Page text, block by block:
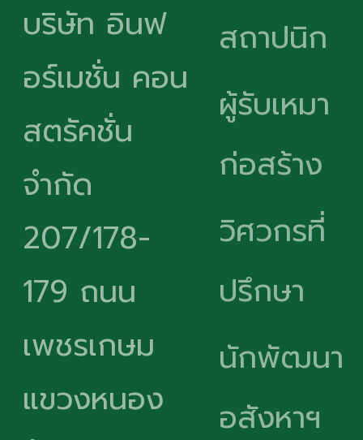
บริษัท อินฟ
อร์เมชั่น คอน
สตรัคชั่น
จำกัด
207/178-
179 ถนน
เพชรเกษม
แขวงหนอง
สถาปนิก
ผู้รับเหมา
ก่อสร้าง
วิศวกรที่
ปรึกษา
นักพัฒนา
อสังหาฯ